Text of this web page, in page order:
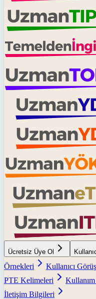
Ücretsiz Üye Ol
Örnekleri
Kullanıcı
PTE Kelimeleri
İletişim Bilgileri